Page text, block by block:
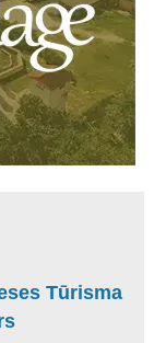
Tūrisma